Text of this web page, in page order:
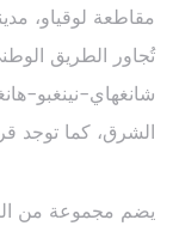
مقاطعة لوقياو،
شانغهاي-نينغبو-
الشرق، كما توجد
يضم مجموعة من